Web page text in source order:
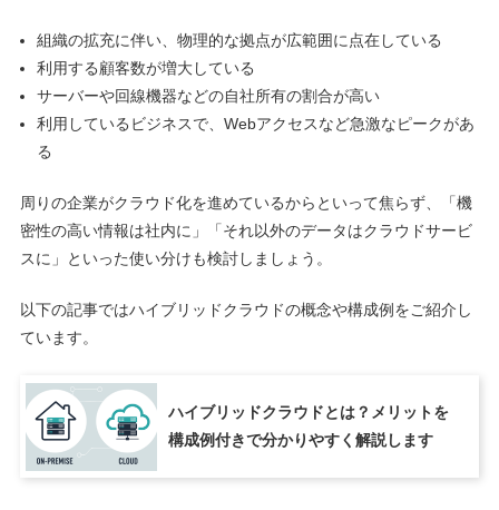
組織の拡充に伴い、物理的な拠点が広範囲に点在している
利用する顧客数が増大している
サーバーや回線機器などの自社所有の割合が高い
利用しているビジネスで、Webアクセスなど急激なピークがあ
る
周りの企業がクラウド化を進めているからといって焦らず、「機
密性の高い情報は社内に」「それ以外のデータはクラウドサービ
スに」といった使い分けも検討しましょう。
以下の記事ではハイブリッドクラウドの概念や構成例をご紹介し
ています。
ハイブリッドクラウドとは？メリットを
構成例付きで分かりやすく解説します